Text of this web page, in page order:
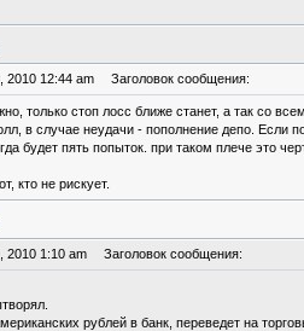
2010 12:44 am Заголовок сообщения:
только стоп лосс ближе станет, а так со
в случае неудачи - пополнение депо. Если
будет пять попыток. при таком плече это
кто не рискует.
2010 1:10 am Заголовок сообщения:
рублей в банк, переведет на